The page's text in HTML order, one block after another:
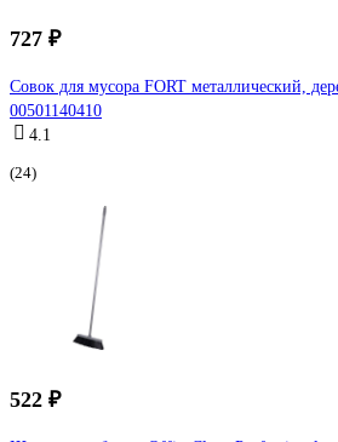
727 ₽
Совок для мусора FORT металлический,
00501140410
4.1
(24)
522 ₽